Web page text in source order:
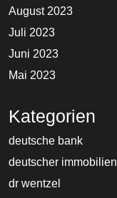
August 2023
Juli 2023
Juni 2023
Mai 2023
Kategorien
deutsche bank
deutscher immobilien
dr wentzel